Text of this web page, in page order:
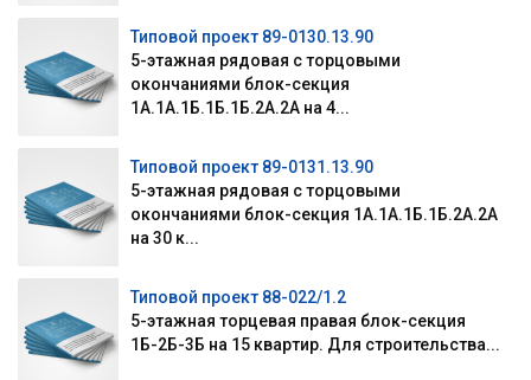
Типовой проект 89-0130.13.90
5-этажная рядовая с торцовыми
окончаниями блок-секция
1А.1А.1Б.1Б.1Б.2А.2А на 4...
Типовой проект 89-0131.13.90
5-этажная рядовая с торцовыми
окончаниями блок-секция 1А.1А.1Б.1Б.2А.2А
на 30 к...
Типовой проект 88-022/1.2
5-этажная торцевая правая блок-секция
1Б-2Б-3Б на 15 квартир. Для строительства...